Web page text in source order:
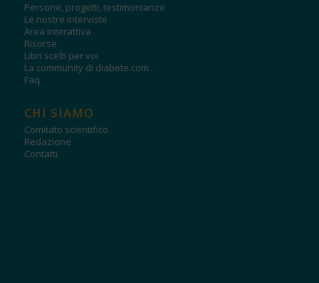
Persone, progetti, testimonianze
Le nostre interviste
Area interattiva
Risorse
Libri scelti per voi
La community di diabete.com
Faq
CHI SIAMO
Comitato scientifico
Redazione
Contatti